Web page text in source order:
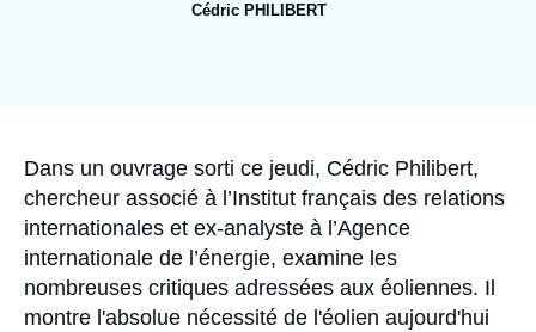
Cédric PHILIBERT
Accroche
Dans un ouvrage sorti ce jeudi, Cédric Philibert,
chercheur associé à l’Institut français des relations
internationales et ex-analyste à l’Agence
internationale de l’énergie, examine les
nombreuses critiques adressées aux éoliennes. Il
montre l'absolue nécessité de l'éolien aujourd'hui